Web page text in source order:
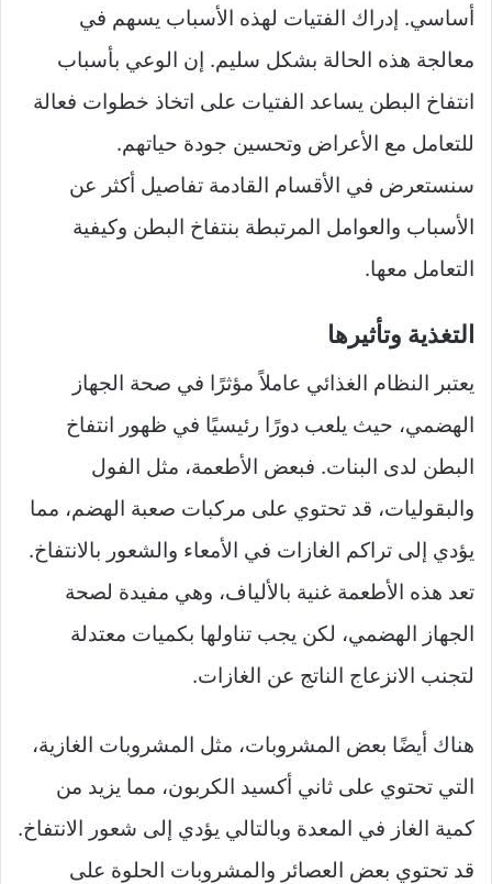
أساسي. إدراك الفتيات لهذه الأسباب يسهم في
معالجة هذه الحالة بشكل سليم. إن الوعي بأسباب
انتفاخ البطن يساعد الفتيات على اتخاذ خطوات فعالة
للتعامل مع الأعراض وتحسين جودة حياتهم.
سنستعرض في الأقسام القادمة تفاصيل أكثر عن
الأسباب والعوامل المرتبطة بنتفاخ البطن وكيفية
التعامل معها.
التغذية وتأثيرها
يعتبر النظام الغذائي عاملاً مؤثرًا في صحة الجهاز
الهضمي، حيث يلعب دورًا رئيسيًا في ظهور انتفاخ
البطن لدى البنات. فبعض الأطعمة، مثل الفول
والبقوليات، قد تحتوي على مركبات صعبة الهضم، مما
يؤدي إلى تراكم الغازات في الأمعاء والشعور بالانتفاخ.
تعد هذه الأطعمة غنية بالألياف، وهي مفيدة لصحة
الجهاز الهضمي، لكن يجب تناولها بكميات معتدلة
لتجنب الانزعاج الناتج عن الغازات.
هناك أيضًا بعض المشروبات، مثل المشروبات الغازية،
التي تحتوي على ثاني أكسيد الكربون، مما يزيد من
كمية الغاز في المعدة وبالتالي يؤدي إلى شعور الانتفاخ.
قد تحتوي بعض العصائر والمشروبات الحلوة على